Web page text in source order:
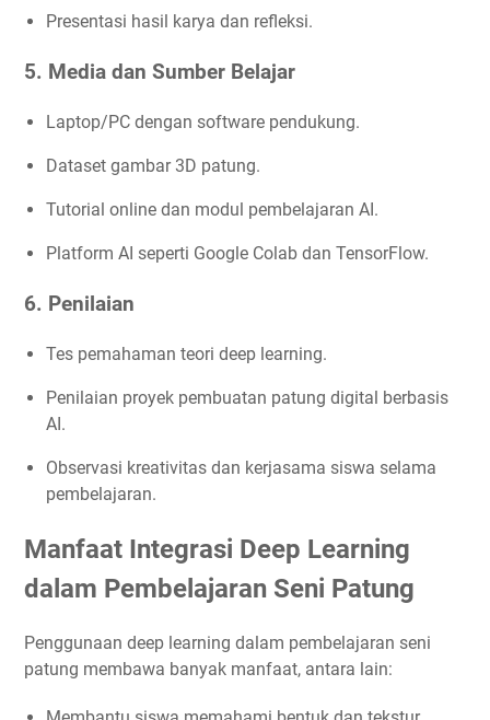
Presentasi hasil karya dan refleksi.
5. Media dan Sumber Belajar
Laptop/PC dengan software pendukung.
Dataset gambar 3D patung.
Tutorial online dan modul pembelajaran AI.
Platform AI seperti Google Colab dan TensorFlow.
6. Penilaian
Tes pemahaman teori deep learning.
Penilaian proyek pembuatan patung digital berbasis
AI.
Observasi kreativitas dan kerjasama siswa selama
pembelajaran.
Manfaat Integrasi Deep Learning
dalam Pembelajaran Seni Patung
Penggunaan deep learning dalam pembelajaran seni
patung membawa banyak manfaat, antara lain: